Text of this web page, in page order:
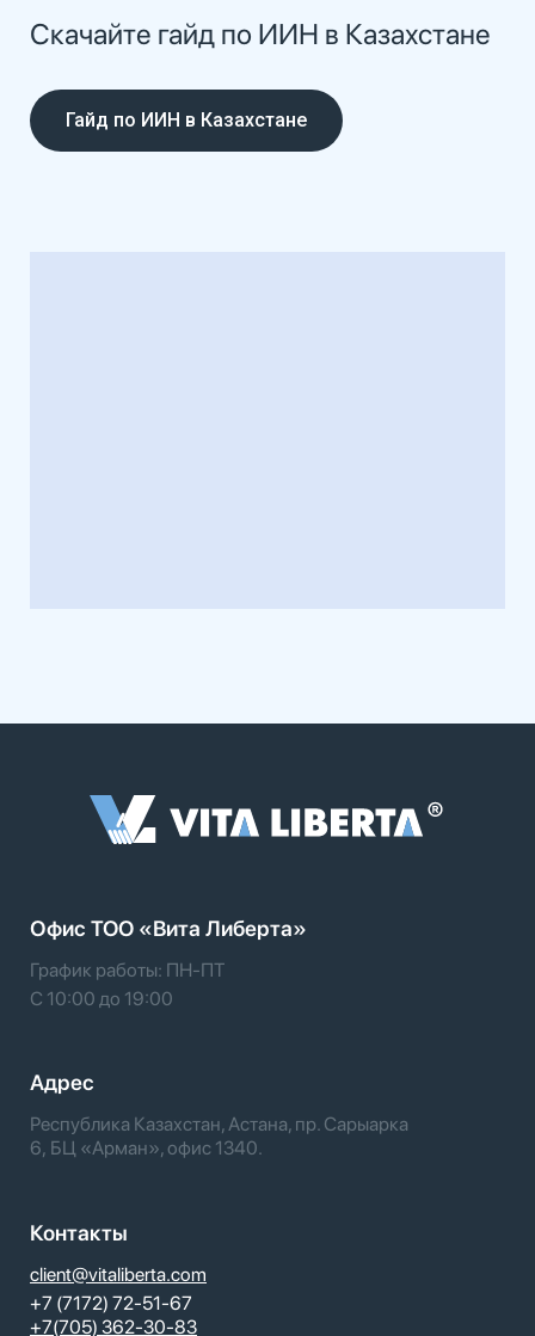
Скачайте гайд по ИИН в Казахстане
Гайд по ИИН в Казахстане
Офис TOO «Вита Либерта»
График работы: ПН-ПТ
С 10:00 до 19:00
Адрес
Республика Казахстан, Астана, пр. Сарыарка
6, БЦ «Арман», офис 1340.
Контакты
client@vitaliberta.com
+7 (7172) 72-51-67
+7(705) 362-30-83